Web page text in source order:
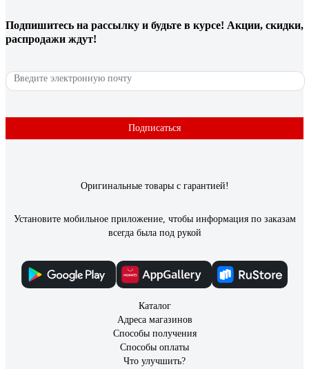
Подпишитесь на рассылку и будьте в курсе! Акции, скидки,
распродажи ждут!
Подписаться
Оригинальные товары с гарантией!
Установите мобильное приложение, чтобы информация по заказам
всегда была под рукой
Каталог
Адреса магазинов
Способы получения
Способы оплаты
Что улучшить?